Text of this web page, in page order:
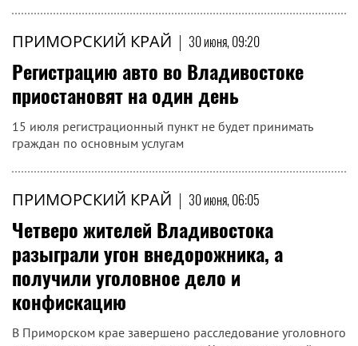
ПРИМОРСКИЙ КРАЙ | 30 июня, 09:20
Регистрацию авто во Владивостоке
приостановят на один день
15 июля регистрационный пункт не будет принимать
граждан по основным услугам
ПРИМОРСКИЙ КРАЙ | 30 июня, 06:05
Четверо жителей Владивостока
разыграли угон внедорожника, а
получили уголовное дело и
конфискацию
В Приморском крае завершено расследование уголовного